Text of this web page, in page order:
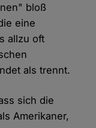
bloß
eine
allzu oft
als trennt.
sich die
Amerikaner,